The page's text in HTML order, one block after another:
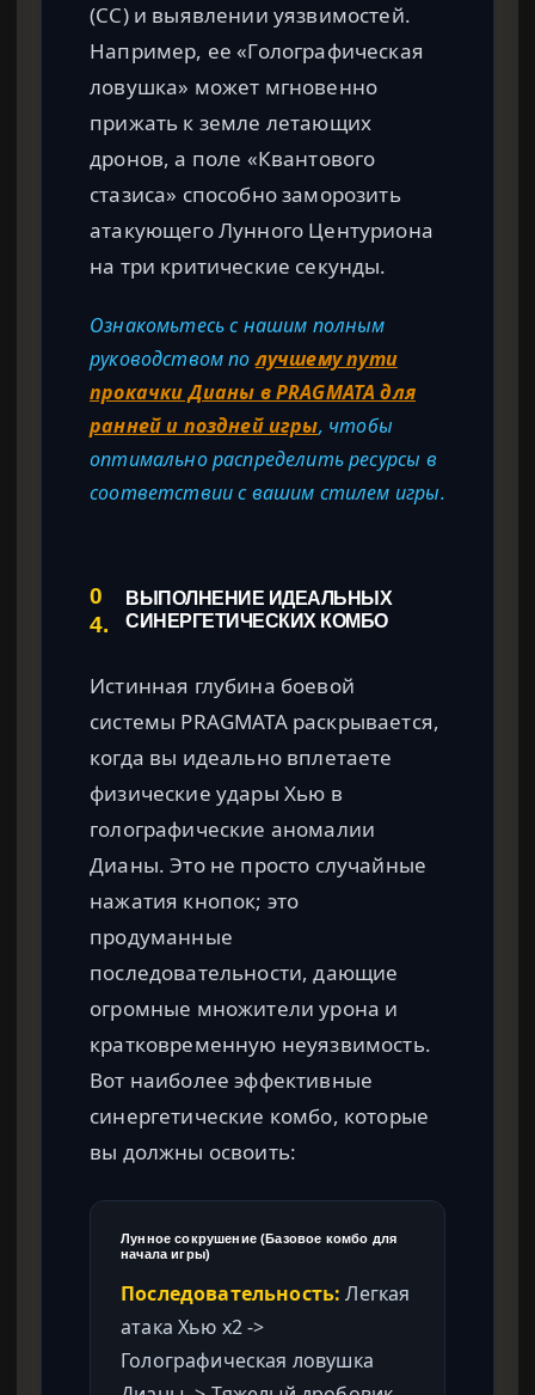
(CC) и выявлении уязвимостей.
Например, ее «Голографическая
ловушка» может мгновенно
прижать к земле летающих
дронов, а поле «Квантового
стазиса» способно заморозить
атакующего Лунного Центуриона
на три критические секунды.
Ознакомьтесь с нашим полным
руководством получшему пути
прокачки Дианы в PRAGMATA для
ранней и поздней игры, чтобы
оптимально распределить ресурсы в
соответствии с вашим стилем игры.
0
4.
ВЫПОЛНЕНИЕ ИДЕАЛЬНЫХ
СИНЕРГЕТИЧЕСКИХ КОМБО
Истинная глубина боевой
системы PRAGMATA раскрывается,
когда вы идеально вплетаете
физические удары Хью в
голографические аномалии
Дианы. Это не просто случайные
нажатия кнопок; это
продуманные
последовательности, дающие
огромные множители урона и
кратковременную неуязвимость.
Вот наиболее эффективные
синергетические комбо, которые
вы должны освоить:
Лунное сокрушение (Базовое комбо для
начала игры)
Последовательность: Легкая
атака Хью x2 ->
Голографическая ловушка